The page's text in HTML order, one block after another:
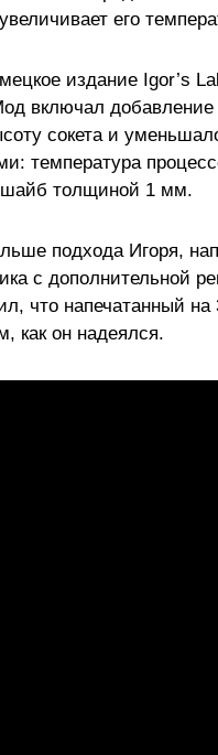
его
издание Igor’s
включал добавление
сокета и
температура
шайб толщиной 1 мм.
подхода Игоря,
с дополнительной
что напечатанный
как он надеялся.